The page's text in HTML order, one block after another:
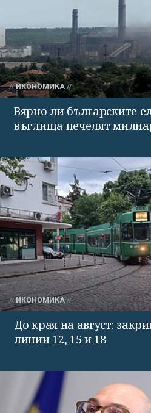
ИКОНОМИКА
Вярно ли българските
въглища печелят
ИКОНОМИКА
До края на август:
линии 12, 15 и 18